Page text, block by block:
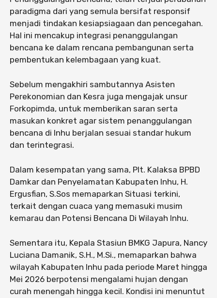
paradigma dari yang semula bersifat responsif
menjadi tindakan kesiapsiagaan dan pencegahan.
Hal ini mencakup integrasi penanggulangan
bencana ke dalam rencana pembangunan serta
pembentukan kelembagaan yang kuat.
Sebelum mengakhiri sambutannya Asisten
Perekonomian dan Kesra juga mengajak unsur
Forkopimda, untuk memberikan saran serta
masukan konkret agar sistem penanggulangan
bencana di Inhu berjalan sesuai standar hukum
dan terintegrasi.
Dalam kesempatan yang sama, Plt. Kalaksa BPBD
Damkar dan Penyelamatan Kabupaten Inhu, H.
Ergusfian, S.Sos memaparkan Situasi terkini,
terkait dengan cuaca yang memasuki musim
kemarau dan Potensi Bencana Di Wilayah Inhu.
Sementara itu, Kepala Stasiun BMKG Japura, Nancy
Luciana Damanik, S.H., M.Si., memaparkan bahwa
wilayah Kabupaten Inhu pada periode Maret hingga
Mei 2026 berpotensi mengalami hujan dengan
curah menengah hingga kecil. Kondisi ini menuntut